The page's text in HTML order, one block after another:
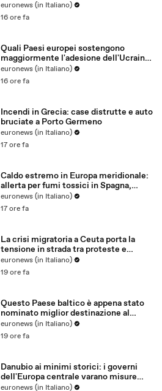
euronews (in Italiano)
16 ore fa
Quali Paesi europei sostengono
maggiormente l'adesione dell'Ucraina
all'Ue?
euronews (in Italiano)
16 ore fa
Incendi in Grecia: case distrutte e auto
bruciate a Porto Germeno
euronews (in Italiano)
17 ore fa
Caldo estremo in Europa meridionale:
allerta per fumi tossici in Spagna,
Francia ferma reattori
euronews (in Italiano)
17 ore fa
La crisi migratoria a Ceuta porta la
tensione in strada tra proteste e
critiche al governo
euronews (in Italiano)
19 ore fa
Questo Paese baltico è appena stato
nominato miglior destinazione al
mondo per trasferirsi nel 2026
euronews (in Italiano)
19 ore fa
Danubio ai minimi storici: i governi
dell'Europa centrale varano misure
d'emergenza
euronews (in Italiano)